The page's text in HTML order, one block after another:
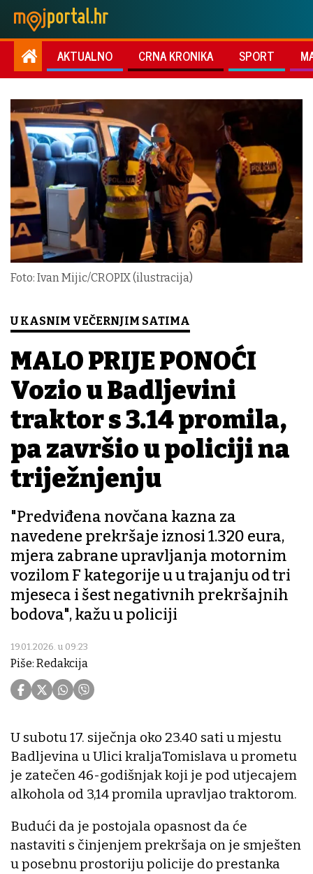
AKTUALNO CRNA KRONIKA SPORT
Foto: Ivan Mijic/CROPIX (ilustracija)
U KASNIM VEČERNJIM SATIMA
MALO PRIJE PONOĆI
Vozio u Badljevini
traktor s 3.14 promila,
pa završio u policiji na
triježnjenju
"Predviđena novčana kazna za
navedene prekršaje iznosi 1.320 eura,
mjera zabrane upravljanja motornim
vozilom F kategorije u u trajanju od tri
mjeseca i šest negativnih prekršajnih
bodova", kažu u policiji
19.01.2026. u 09:23
Piše: Redakcija
U subotu 17. siječnja oko 23.40 sati u mjestu
Badljevina u Ulici kraljaTomislava u prometu
je zatečen 46-godišnjak koji je pod utjecajem
alkohola od 3,14 promila upravljao traktorom.
Budući da je postojala opasnost da će
nastaviti s činjenjem prekršaja on je smješten
u posebnu prostoriju policije do prestanka